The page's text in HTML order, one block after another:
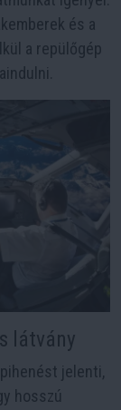
és a
a repülőgép
látvány
jelenti,
hosszú